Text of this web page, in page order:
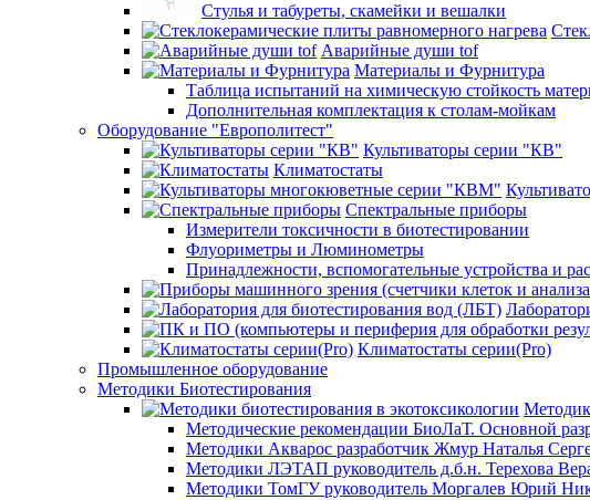
Стулья и табуреты, скамейки и вешалки
Аварийные души tof
Материалы и Фурнитура
Таблица испытаний на химическую стойкость
Дополнительная комплектация к столам-мойкам
Оборудование "Европолитест"
Культиваторы серии "КВ"
Климатостаты
Спектральные приборы
Измерители токсичности в биотестировании
Флуориметры и Люминометры
Принадлежности, вспомогательные устройства и
Климатостаты серии(Pro)
Промышленное оборудование
Методики Биотестирования
Методические рекомендации БиоЛаТ. Основной
Методики Акварос разработчик Жмур Наталья
Методики ЛЭТАП руководитель д.б.н. Терехова
Методики ТомГУ руководитель Моргалев Юрий